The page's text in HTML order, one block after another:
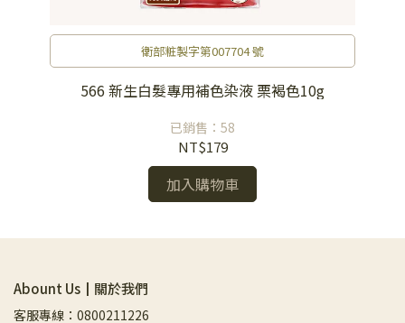
衛部粧製字第007704 號
566 新生白髮專用補色染液 栗褐色10g
已銷售：58
NT$179
加入購物車
Abount Us┃關於我們
客服專線：0800211226